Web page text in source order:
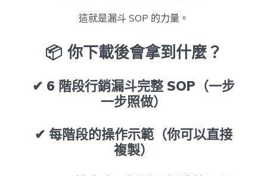
這就是漏斗 SOP 的力量。
📦 你下載後會拿到什麼？
✔ 6 階段行銷漏斗完整 SOP（一步
一步照做）
✔ 每階段的操作示範（你可以直接
複製）